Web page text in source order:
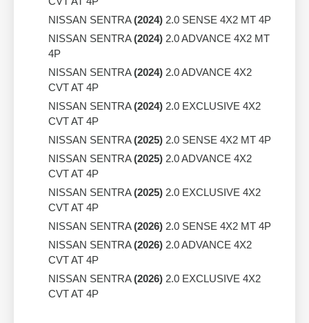
NISSAN SENTRA(2024) 2.0 SENSE 4X2 MT 4P
NISSAN SENTRA(2024) 2.0 ADVANCE 4X2 MT
4P
NISSAN SENTRA(2024) 2.0 ADVANCE 4X2
CVT AT 4P
NISSAN SENTRA(2024) 2.0 EXCLUSIVE 4X2
CVT AT 4P
NISSAN SENTRA(2025) 2.0 SENSE 4X2 MT 4P
NISSAN SENTRA(2025) 2.0 ADVANCE 4X2
CVT AT 4P
NISSAN SENTRA(2025) 2.0 EXCLUSIVE 4X2
CVT AT 4P
NISSAN SENTRA(2026) 2.0 SENSE 4X2 MT 4P
NISSAN SENTRA(2026) 2.0 ADVANCE 4X2
CVT AT 4P
NISSAN SENTRA(2026) 2.0 EXCLUSIVE 4X2
CVT AT 4P